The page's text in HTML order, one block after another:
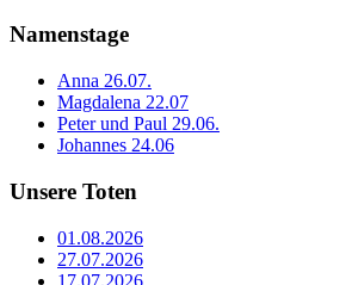
Namenstage
Anna 26.07.
Magdalena 22.07
Peter und Paul 29.06.
Johannes 24.06
Unsere Toten
01.08.2026
27.07.2026
17.07.2026